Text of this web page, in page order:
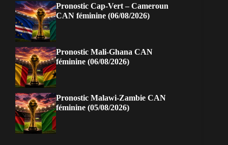
Pronostic Cap-Vert – Cameroun
CAN féminine (06/08/2026)
Pronostic Mali-Ghana CAN
féminine (06/08/2026)
Pronostic Malawi-Zambie CAN
féminine (05/08/2026)